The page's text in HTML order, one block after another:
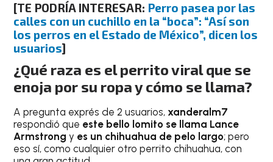
[TE PODRÍA INTERESAR: Perro pasea por las
calles con un cuchillo en la “boca”: “Así son
los perros en el Estado de México”, dicen los
usuarios]
¿Qué raza es el perrito viral que se
enoja por su ropa y cómo se llama?
A pregunta exprés de 2 usuarios, xanderalm7
respondió que este bello lomito se llama Lance
Armstrong y es un chihuahua de pelo largo; pero
eso sí, como cualquier otro perrito chihuahua, con